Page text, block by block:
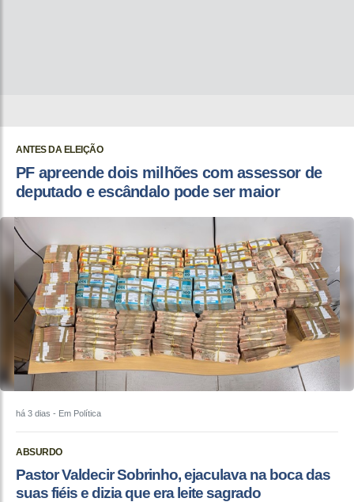
ANTES DA ELEIÇÃO
PF apreende dois milhões com assessor de
deputado e escândalo pode ser maior
há 3 dias - Em Política
ABSURDO
Pastor Valdecir Sobrinho, ejaculava na boca das
suas fiéis e dizia que era leite sagrado